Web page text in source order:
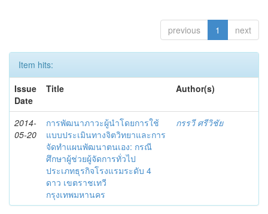
previous 1 next
Item hits:
Issue
Date
Title Author(s)
2014-
05-20
การพัฒนาภาวะผู้นำโดยการใช้
แบบประเมินทางจิตวิทยาและการ
จัดทำแผนพัฒนาตนเอง: กรณี
ศึกษาผู้ช่วยผู้จัดการทั่วไป
ประเภทธุรกิจโรงแรมระดับ 4
ดาว เขตราชเทวี
กรุงเทพมหานคร
กรรวี ศรีวิชัย